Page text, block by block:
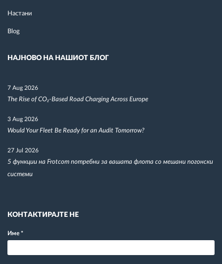
Настани
Blog
НАЈНОВО НА НАШИОТ БЛОГ
7 Aug 2026
The Rise of CO₂-Based Road Charging Across Europe
3 Aug 2026
Would Your Fleet Be Ready for an Audit Tomorrow?
27 Jul 2026
5 функции на Frotcom потребни за вашата флота со мешани погонски
системи
КОНТАКТИРАЈТЕ НЕ
Име *